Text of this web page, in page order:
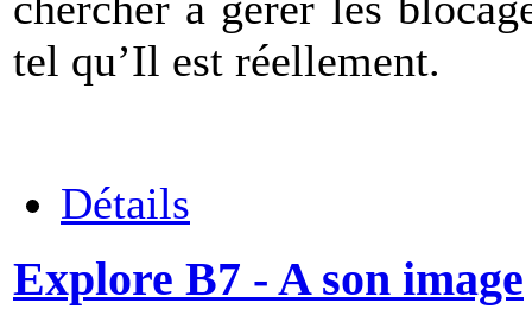
tel qu’Il est réellement.
Détails
Explore B7 - A son image